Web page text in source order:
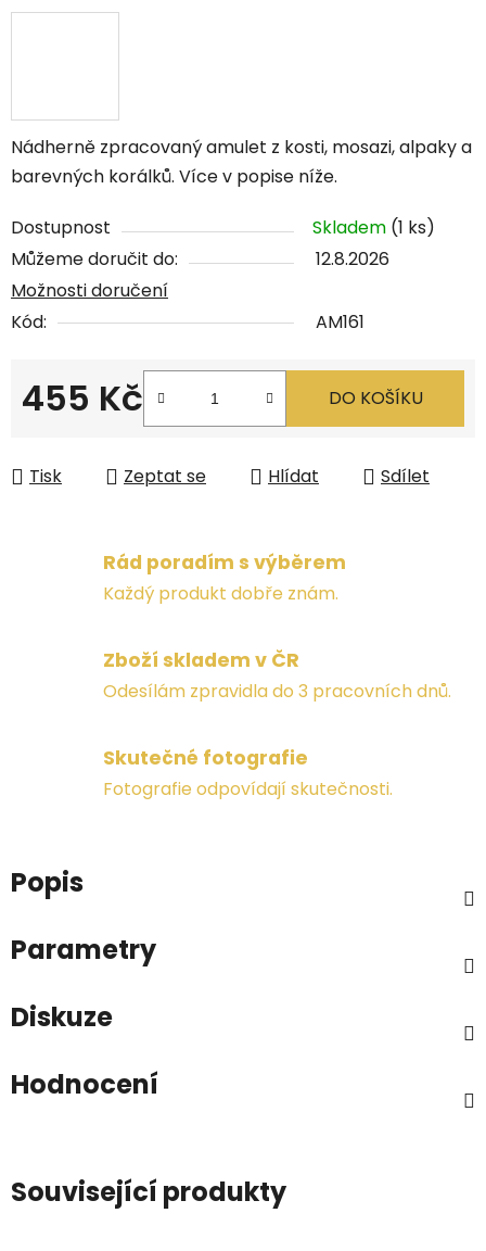
Nádherně zpracovaný amulet z kosti, mosazi, alpaky a
barevných korálků. Více v popise níže.
Dostupnost Skladem (1 ks)
Můžeme doručit do:
12.8.2026
Možnosti doručení
Kód:
AM161
455 Kč DO KOŠÍKU
Tisk Zeptat se Hlídat Sdílet
Rád poradím s výběrem
Každý produkt dobře znám.
Zboží skladem v ČR
Odesílám zpravidla do 3 pracovních dnů.
Skutečné fotografie
Fotografie odpovídají skutečnosti.
Popis
Parametry
Diskuze
Hodnocení
Související produkty